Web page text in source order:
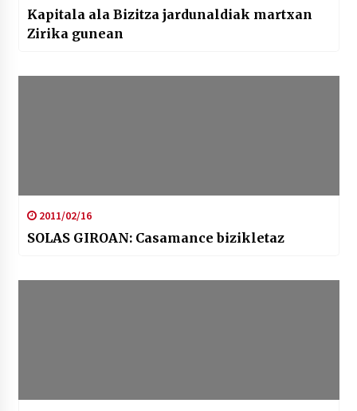
Kapitala ala Bizitza jardunaldiak martxan
Zirika gunean
2011/02/16
SOLAS GIROAN: Casamance bizikletaz